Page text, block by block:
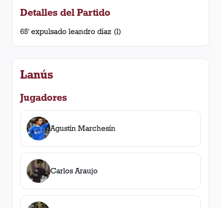
Detalles del Partido
65' expulsado leandro díaz (l)
Lanús
Jugadores
Agustín Marchesín
Carlos Araujo